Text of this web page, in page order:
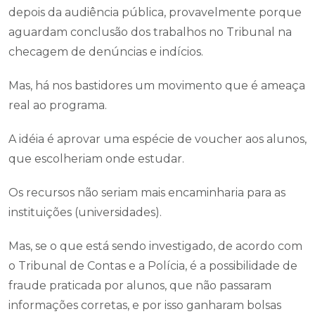
depois da audiência pública, provavelmente porque
aguardam conclusão dos trabalhos no Tribunal na
checagem de denúncias e indícios.
Mas, há nos bastidores um movimento que é ameaça
real ao programa.
A idéia é aprovar uma espécie de voucher aos alunos,
que escolheriam onde estudar.
Os recursos não seriam mais encaminharia para as
instituições (universidades).
Mas, se o que está sendo investigado, de acordo com
o Tribunal de Contas e a Polícia, é a possibilidade de
fraude praticada por alunos, que não passaram
informações corretas, e por isso ganharam bolsas